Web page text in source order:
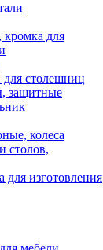
для
столешниц
защитные
колеса
столов,
изготовления